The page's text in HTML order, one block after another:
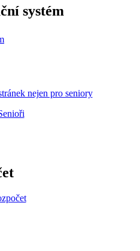
systém
nejen pro seniory